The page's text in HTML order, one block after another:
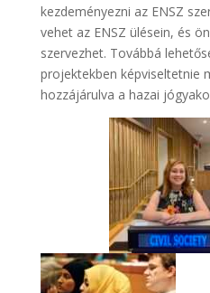
kezdeményezni az ENSZ
vehet az ENSZ ülésein, és
szervezhet. Továbbá
projektekben képviseltetnie
hozzájárulva a hazai